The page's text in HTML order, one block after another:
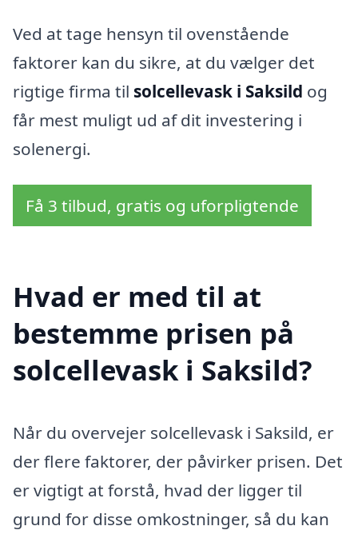
Ved at tage hensyn til ovenstående
faktorer kan du sikre, at du vælger det
rigtige firma til solcellevask i Saksild og
får mest muligt ud af dit investering i
solenergi.
Få 3 tilbud, gratis og uforpligtende
Hvad er med til at
bestemme prisen på
solcellevask i Saksild?
Når du overvejer solcellevask i Saksild, er
der flere faktorer, der påvirker prisen. Det
er vigtigt at forstå, hvad der ligger til
grund for disse omkostninger, så du kan